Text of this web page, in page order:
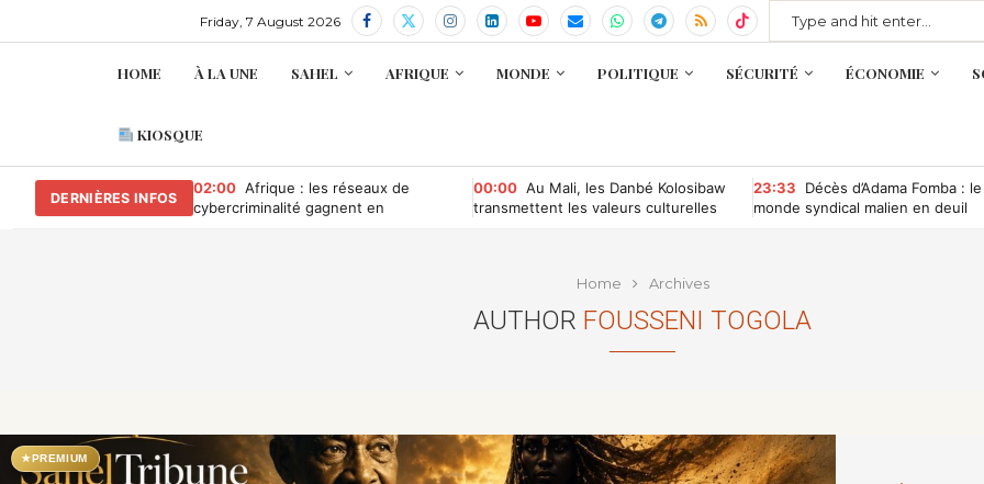
Friday, 7 August 2026
HOME À LA UNE SAHEL AFRIQUE MONDE POLITIQUE SÉCURITÉ ÉCONOMIE
KIOSQUE
DERNIÈRES INFOS
02:00 Afrique : les réseaux de
cybercriminalité gagnent en
00:00 Au Mali, les Danbé Kolosibaw
transmettent les valeurs culturelles
23:33
Décès d’Adama Fomba : le
monde syndical malien en deuil
Home Archives
AUTHOR FOUSSENI TOGOLA
★ PREMIUM